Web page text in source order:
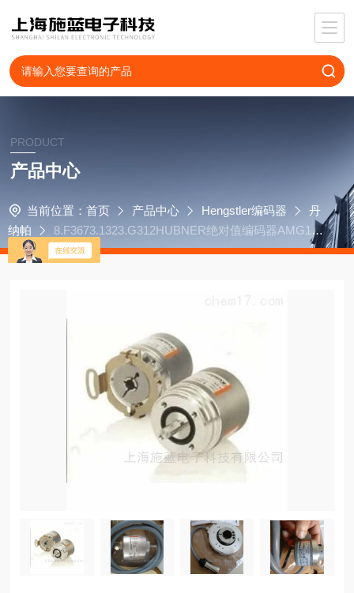
PRODUCT
产品中心
当前位置： 首页 产品中心 Hengstler编码器
丹
纳帕
8.F3673.1323.G312HUBNER绝对值编码器AMG11
S13H2048